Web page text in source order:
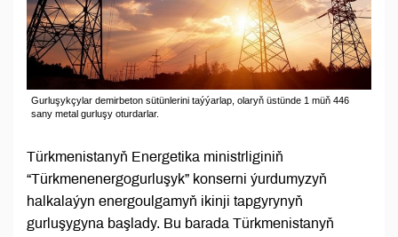
Gurluşykçylar demirbeton sütünlerini taýýarlap, olaryň üstünde 1 müň 446
sany metal gurluşy oturdarlar.
Türkmenistanyň Energetika ministrliginiň
“Türkmenenergogurluşyk” konserni ýurdumyzyň
halkalaýyn energoulgamyň ikinji tapgyrynyň
gurluşygyna başlady. Bu barada Türkmenistanyň